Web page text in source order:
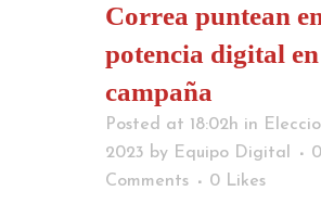
Correa puntean
potencia digital en
campaña
Posted at 18:02h in
2023 by Equipo Digital
0
Comments
0 Likes